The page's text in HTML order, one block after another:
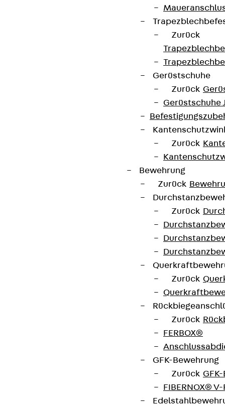
Zurück
Gerüstschuhe
Zurück
Gerüstschuhe
Zurück
Bewehrung
Zurück
Zurück
Zurück
Zurück
FERBOX®
GFK-Bewehrung
Zurück
FIBERNOX® V-